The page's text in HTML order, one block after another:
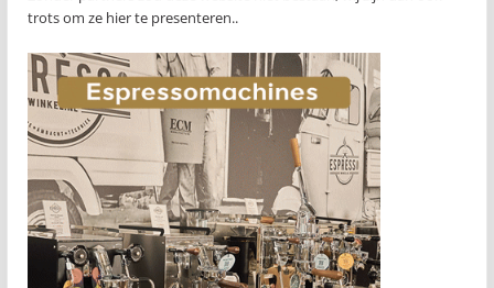
trots om ze hier te presenteren..